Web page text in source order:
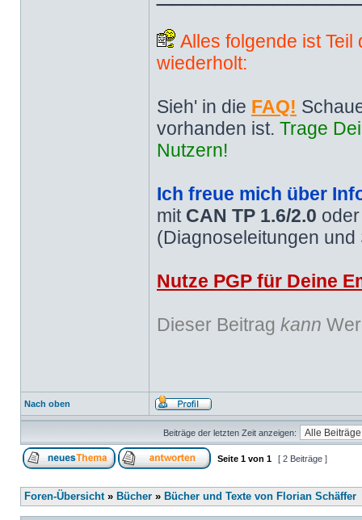
Alles folgende ist
wiederholt:
Sieh' in die FAQ!
vorhanden ist. Trage
Nutzern!
Ich freue mich über
mit CAN TP 1.6/2.0
(Diagnoseleitungen
Nutze PGP für Deine
Dieser Beitrag kann
Nach oben
Beiträge der letzten Zeit anzeigen:
Seite 1 von 1 [ 2 Beiträge ]
Foren-Übersicht» Bücher » Bücher und Texte von Florian Schäffer